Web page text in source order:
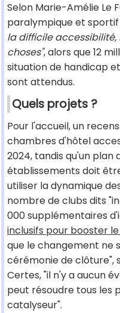
Selon Marie-Amélie Le
paralympique et
la difficile accessibilité,
choses", alors que 12
situation de handicap
sont attendus.
Quels projets ?
Pour l'accueil, un
chambres d'hôtel
2024, tandis qu'un plan
établissements doit
utiliser la dynamique
nombre de clubs dits
000 supplémentaires
inclusifs pour booster
que le changement ne
cérémonie de clôture",
Certes, "il n'y a aucun
peut résoudre tous les
catalyseur".